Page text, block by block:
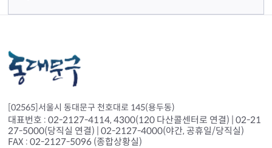
[02565]서울시 동대문구 천호대로 145(용두동)
대표번호 : 02-2127-4114, 4300(120 다산콜센터로 연결) | 02-21
27-5000(당직실 연결) | 02-2127-4000(야간, 공휴일/당직실)
FAX : 02-2127-5096 (종합상황실)